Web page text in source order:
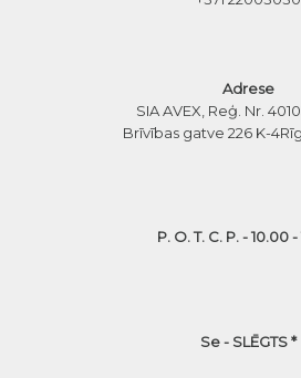
Adrese
SIA AVEX, Reģ. Nr.
Brīvības gatve 226 K-4
P. O. T. C. P. - 10.00
Se - SLĒGTS *